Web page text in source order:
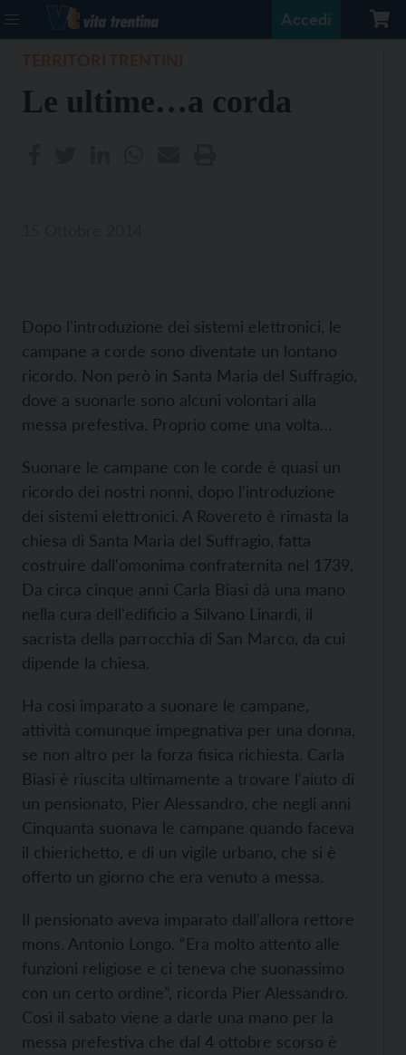
Accedi
Le ultime…a corda
Dopo l'introduzione dei sistemi elettronici, le
campane a corde sono diventate un lontano
ricordo. Non però in Santa Maria del Suffragio,
dove a suonarle sono alcuni volontari alla
messa prefestiva. Proprio come una volta…
Suonare le campane con le corde è quasi un
ricordo dei nostri nonni, dopo l'introduzione
dei sistemi elettronici. A Rovereto è rimasta la
chiesa di Santa Maria del Suffragio, fatta
costruire dall'omonima confraternita nel 1739.
Da circa cinque anni Carla Biasi dà una mano
nella cura dell'edificio a Silvano Linardi, il
sacrista della parrocchia di San Marco, da cui
dipende la chiesa.
Ha così imparato a suonare le campane,
attività comunque impegnativa per una donna,
se non altro per la forza fisica richiesta. Carla
Biasi è riuscita ultimamente a trovare l'aiuto di
un pensionato, Pier Alessandro, che negli anni
Cinquanta suonava le campane quando faceva
il chierichetto, e di un vigile urbano, che si è
offerto un giorno che era venuto a messa.
Il pensionato aveva imparato dall'allora rettore
mons. Antonio Longo. “Era molto attento alle
funzioni religiose e ci teneva che suonassimo
con un certo ordine”, ricorda Pier Alessandro.
Così il sabato viene a darle una mano per la
messa prefestiva che dal 4 ottobre scorso è